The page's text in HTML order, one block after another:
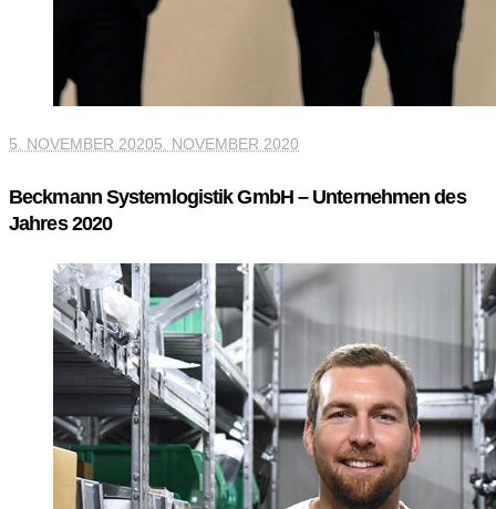
5. NOVEMBER 20205. NOVEMBER 2020
Beckmann Systemlogistik GmbH – Unternehmen des
Jahres 2020